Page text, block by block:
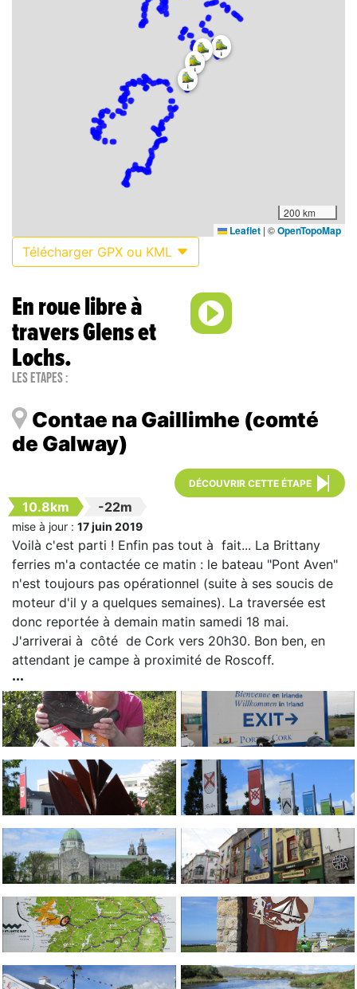
200 km
Leaflet | ©OpenTopoMap
Télécharger GPX ou KML
En roue libre à
travers Glens et
Lochs.
Les étapes :
Contae na Gaillimhe (comté
de Galway)
DÉCOUVRIR CETTE ÉTAPE
10.8km -22m
mise à jour : 17 juin 2019
Voilà c'est parti ! Enfin pas tout à fait... La Brittany
ferries m'a contactée ce matin : le bateau "Pont Aven"
n'est toujours pas opérationnel (suite à ses soucis de
moteur d'il y a quelques semaines). La traversée est
donc reportée à demain matin samedi 18 mai.
J'arriverai à côté de Cork vers 20h30. Bon ben, en
attendant je campe à proximité de Roscoff.